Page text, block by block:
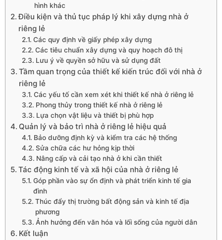
hình khác
Điều kiện và thủ tục pháp lý khi xây dựng nhà ở
riêng lẻ
Các quy định về giấy phép xây dựng
Các tiêu chuẩn xây dựng và quy hoạch đô thị
Lưu ý về quyền sở hữu và sử dụng đất
Tầm quan trọng của thiết kế kiến trúc đối với nhà ở
riêng lẻ
Các yếu tố cần xem xét khi thiết kế nhà ở riêng lẻ
Phong thủy trong thiết kế nhà ở riêng lẻ
Lựa chọn vật liệu và thiết bị phù hợp
Quản lý và bảo trì nhà ở riêng lẻ hiệu quả
Bảo dưỡng định kỳ và kiểm tra các hệ thống
Sửa chữa các hư hỏng kịp thời
Nâng cấp và cải tạo nhà ở khi cần thiết
Tác động kinh tế và xã hội của nhà ở riêng lẻ
Góp phần vào sự ổn định và phát triển kinh tế gia
đình
Thúc đẩy thị trường bất động sản và kinh tế địa
phương
Ảnh hưởng đến văn hóa và lối sống của người dân
Kết luận